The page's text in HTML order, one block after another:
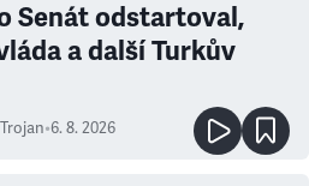
Senát odstartoval,
a další Turkův
•6. 8. 2026